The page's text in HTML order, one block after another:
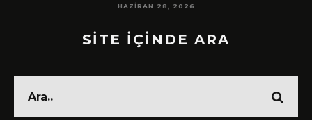
HAZIRAN 28, 2026
SİTE İÇİNDE ARA